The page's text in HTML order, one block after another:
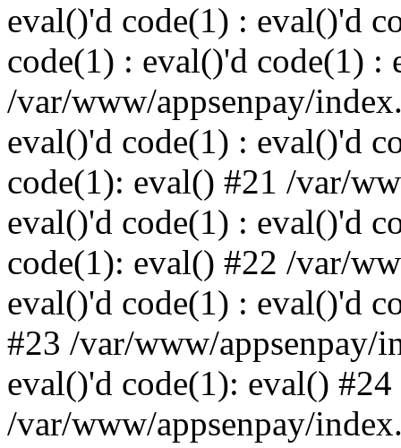
eval()'d code(1) : eval()'d
code(1) : eval()'d code(1) :
/var/www/appsenpay/
eval()'d code(1) : eval()'d
code(1): eval() #21 /var/
eval()'d code(1) : eval()'d
code(1): eval() #22 /var/
eval()'d code(1) : eval()'d
#23 /var/www/appsenpay/
eval()'d code(1): eval() #24
/var/www/appsenpay/